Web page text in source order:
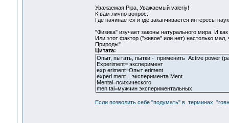
Уважаемая Pipa, Уважаемый valeriy!
К вам лично вопрос:
Где начинается и где заканчивается интересы
"Физика" изучает законы натурального мира. И
Или этот фактор ("живое" или нет) настолько
Природы".
Цитата:
Опыт, пытать, пытки - применить Active power
Experiment= эксперимент
exp eriment=Опыт eriment
experi ment = эксперимента Ment
Mental=психического
men tal=мужчин экспериментальных
Если позволить себе "подумать" в терминах